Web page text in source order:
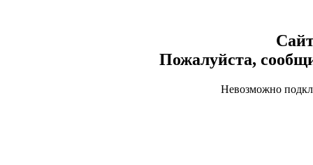
Пожалуйста,
Невозможно